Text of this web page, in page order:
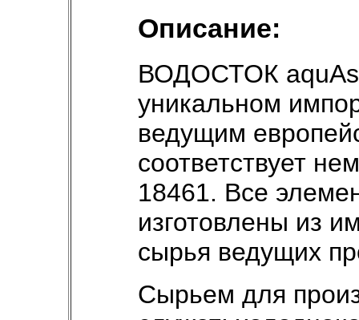
Описание:
ВОДОСТОК
уникальном
ведущим
соответствует
18461. Все
изготовлены из
сырья ведущих
Сырьем для